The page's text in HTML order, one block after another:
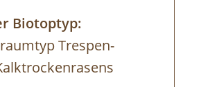
Biotoptyp:
Trespen-